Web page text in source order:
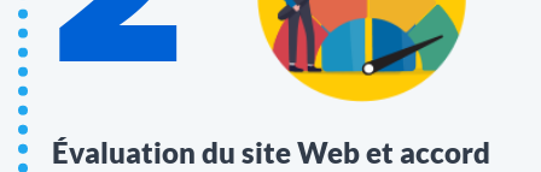
Évaluation du site Web et accord